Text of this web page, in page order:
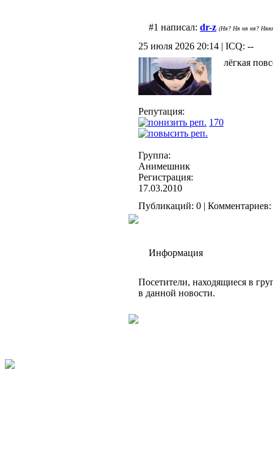
#1 написал: dr-z (Ня? Ня ня ня?
25 июля 2026 20:14 | ICQ: --
Репутация:
170
Группа:
Анимешник
Регистрация:
17.03.2010
лёгкая
Публикаций: 0 | Комментариев:
Информация
Посетители, находящиеся в
в данной новости.